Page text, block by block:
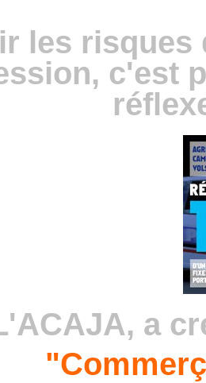
les risques
c'est
a